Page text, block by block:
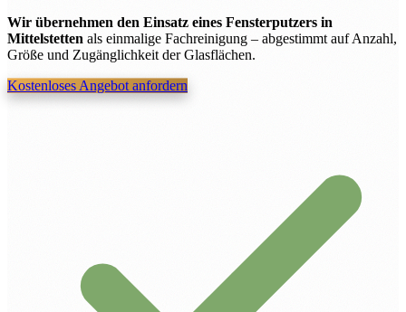
Wir übernehmen den Einsatz eines Fensterputzers in
Mittelstetten als einmalige Fachreinigung – abgestimmt auf Anzahl,
Größe und Zugänglichkeit der Glasflächen.
Kostenloses Angebot anfordern